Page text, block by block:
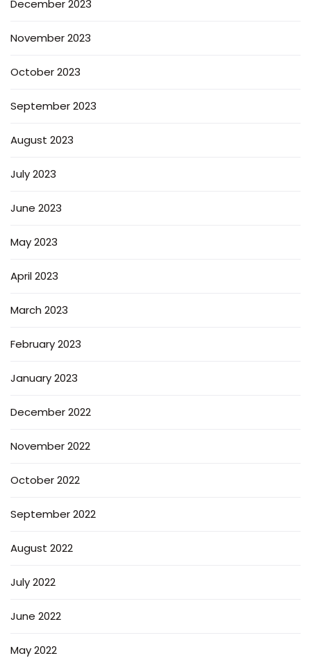
December 2023
November 2023
October 2023
September 2023
August 2023
July 2023
June 2023
May 2023
April 2023
March 2023
February 2023
January 2023
December 2022
November 2022
October 2022
September 2022
August 2022
July 2022
June 2022
May 2022